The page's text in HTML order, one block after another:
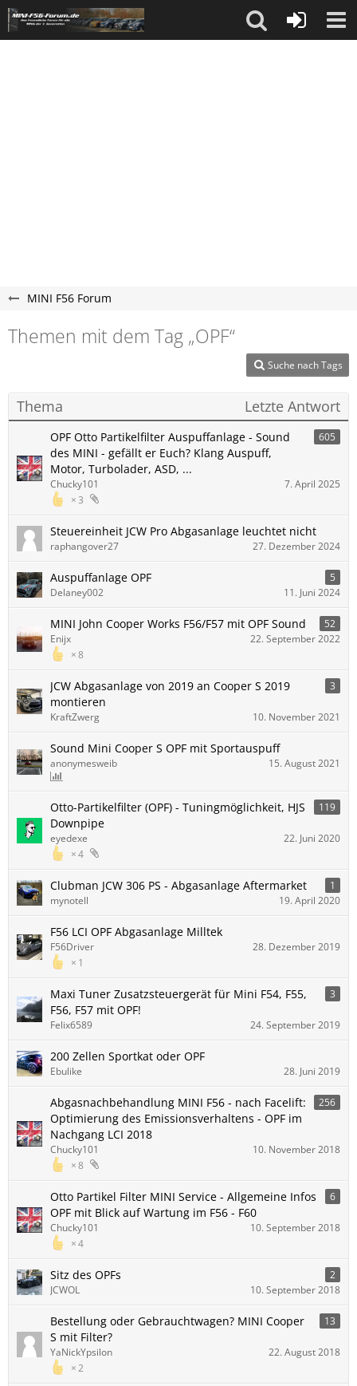
MINI F56 Forum
Themen mit dem Tag „OPF“
Suche nach Tags
Thema Letzte Antwort
OPF Otto Partikelfilter Auspuffanlage - Sound
des MINI - gefällt er Euch? Klang Auspuff,
Motor, Turbolader, ASD, ...
605
3
Chucky101 7. April 2025
Steuereinheit JCW Pro Abgasanlage leuchtet nicht
raphangover27 27. Dezember 2024
Auspuffanlage OPF
5
Delaney002
11. Juni 2024
MINI John Cooper Works F56/F57 mit OPF Sound 52
8
Enijx 22. September 2022
JCW Abgasanlage von 2019 an Cooper S 2019
montieren
3
KraftZwerg 10. November 2021
Sound Mini Cooper S OPF mit Sportauspuff
anonymesweib 15. August 2021
Otto-Partikelfilter (OPF) - Tuningmöglichkeit, HJS
Downpipe
119
4
eyedexe 22. Juni 2020
Clubman JCW 306 PS - Abgasanlage Aftermarket
1
mynotell
19. April 2020
F56 LCI OPF Abgasanlage Milltek
1
F56Driver 28. Dezember 2019
Maxi Tuner Zusatzsteuergerät für Mini F54, F55,
F56, F57 mit OPF!
3
Felix6589 24. September 2019
200 Zellen Sportkat oder OPF
Ebulike 28. Juni 2019
Abgasnachbehandlung MINI F56 - nach Facelift:
Optimierung des Emissionsverhaltens - OPF im
Nachgang LCI 2018
256
8
Chucky101 10. November 2018
Otto Partikel Filter MINI Service - Allgemeine Infos
OPF mit Blick auf Wartung im F56 - F60
6
4
Chucky101 10. September 2018
Sitz des OPFs
2
JCWOL
10. September 2018
Bestellung oder Gebrauchtwagen? MINI Cooper
S mit Filter?
13
2
YaNickYpsilon 22. August 2018